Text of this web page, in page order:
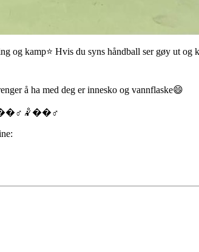
og kamp⭐️ Hvis du syns håndball ser gøy ut og
å ha med deg er innesko og vannflaske😄